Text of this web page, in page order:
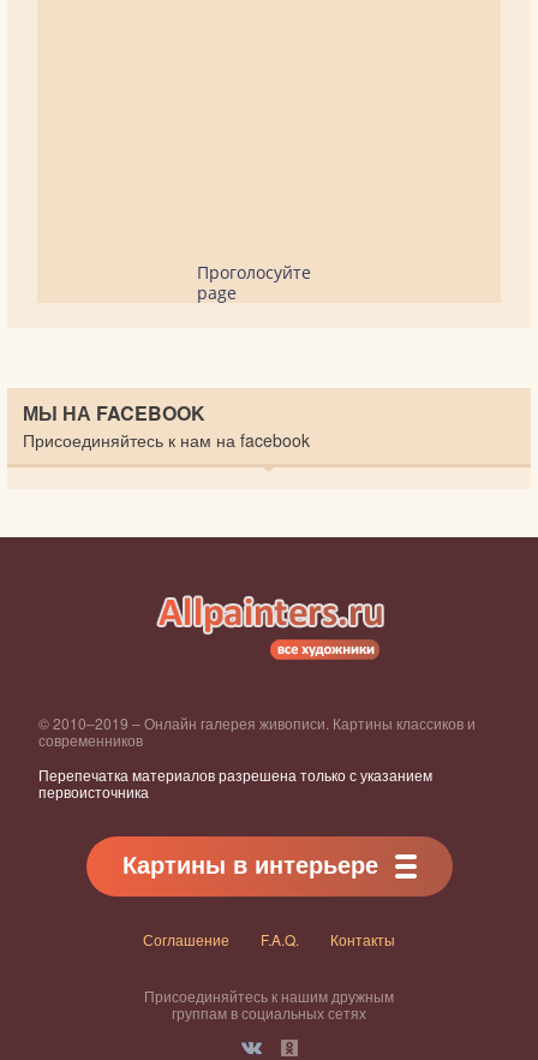
Проголосуйте
page
МЫ НА FACEBOOK
Присоединяйтесь к нам на facebook
© 2010–2019 – Онлайн галерея живописи. Картины классиков и
современников
Перепечатка материалов разрешена только с указанием
первоисточника
Картины в интерьере
Соглашение F.A.Q. Контакты
Присоединяйтесь к нашим дружным
группам в социальных сетях